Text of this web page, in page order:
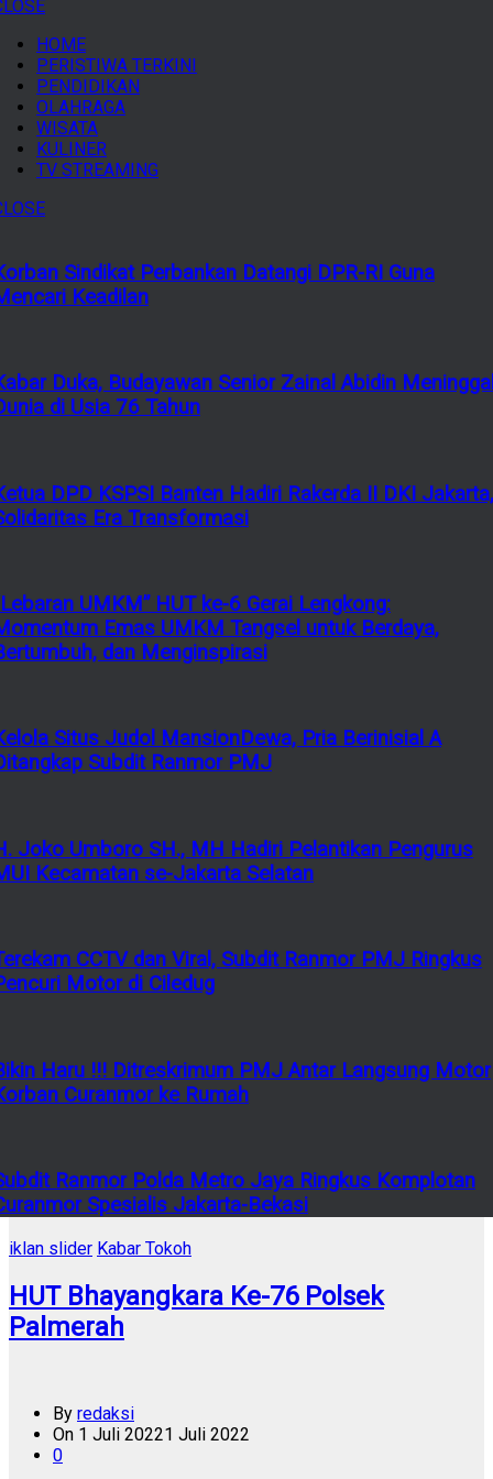
HOME
PERISTIWA TERKINI
PENDIDIKAN
OLAHRAGA
WISATA
KULINER
TV STREAMING
Sindikat Perbankan Datangi DPR-RI Guna
Keadilan
Duka, Budayawan Senior Zainal Abidin
di Usia 76 Tahun
DPD KSPSI Banten Hadiri Rakerda II DKI Jakarta,
Era Transformasi
UMKM” HUT ke-6 Gerai Lengkong:
Emas UMKM Tangsel untuk Berdaya,
dan Menginspirasi
Situs Judol MansionDewa, Pria Berinisial A
Subdit Ranmor PMJ
Joko Umboro SH., MH Hadiri Pelantikan Pengurus
Kecamatan se-Jakarta Selatan
CCTV dan Viral, Subdit Ranmor PMJ Ringkus
Motor di Ciledug
Haru !!! Ditreskrimum PMJ Antar Langsung Motor
Curanmor ke Rumah
Ranmor Polda Metro Jaya Ringkus Komplotan
Spesialis Jakarta-Bekasi
iklan slider Kabar Tokoh
HUT Bhayangkara Ke-76 Polsek
Palmerah
By redaksi
On 1 Juli 20221 Juli 2022
0